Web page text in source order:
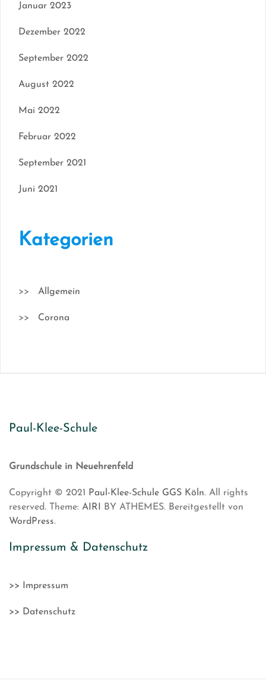
Januar 2023
Dezember 2022
September 2022
August 2022
Mai 2022
Februar 2022
September 2021
Juni 2021
Kategorien
Allgemein
Corona
Paul-Klee-Schule
Grundschule in Neuehrenfeld
Copyright © 2021 Paul-Klee-Schule GGS Köln. All rights
reserved. Theme: AIRI
BY ATHEMES. Bereitgestellt von
WordPress.
Impressum & Datenschutz
>> Impressum
>> Datenschutz